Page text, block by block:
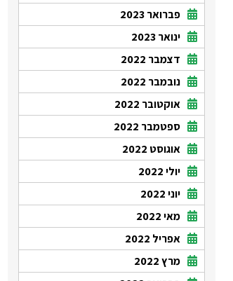
פברואר 2023
ינואר 2023
דצמבר 2022
נובמבר 2022
אוקטובר 2022
ספטמבר 2022
אוגוסט 2022
יולי 2022
יוני 2022
מאי 2022
אפריל 2022
מרץ 2022